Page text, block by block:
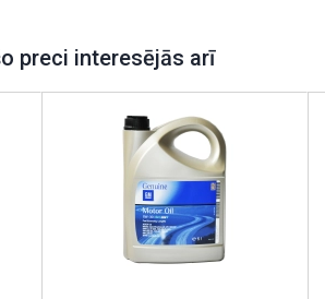
preci interesējās arī